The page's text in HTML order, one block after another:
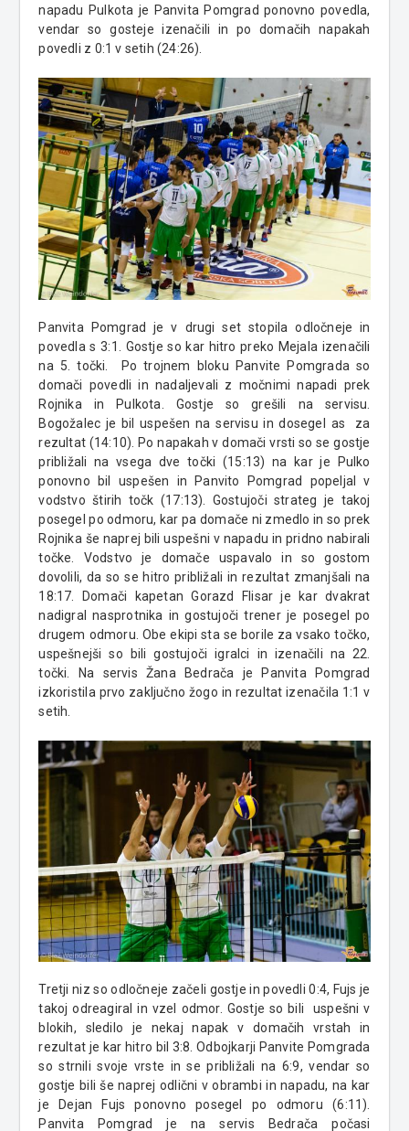
napadu Pulkota je Panvita Pomgrad ponovno povedla,
vendar so gosteje izenačili in po domačih napakah
povedli z 0:1 v setih (24:26).
Panvita Pomgrad je v drugi set stopila odločneje in
povedla s 3:1. Gostje so kar hitro preko Mejala izenačili
na 5. točki. Po trojnem bloku Panvite Pomgrada so
domači povedli in nadaljevali z močnimi napadi prek
Rojnika in Pulkota. Gostje so grešili na servisu.
Bogožalec je bil uspešen na servisu in dosegel as za
rezultat (14:10). Po napakah v domači vrsti so se gostje
približali na vsega dve točki (15:13) na kar je Pulko
ponovno bil uspešen in Panvito Pomgrad popeljal v
vodstvo štirih točk (17:13). Gostujoči strateg je takoj
posegel po odmoru, kar pa domače ni zmedlo in so prek
Rojnika še naprej bili uspešni v napadu in pridno nabirali
točke. Vodstvo je domače uspavalo in so gostom
dovolili, da so se hitro približali in rezultat zmanjšali na
18:17. Domači kapetan Gorazd Flisar je kar dvakrat
nadigral nasprotnika in gostujoči trener je posegel po
drugem odmoru. Obe ekipi sta se borile za vsako točko,
uspešnejši so bili gostujoči igralci in izenačili na 22.
točki. Na servis Žana Bedrača je Panvita Pomgrad
izkoristila prvo zaključno žogo in rezultat izenačila 1:1 v
setih.
Tretji niz so odločneje začeli gostje in povedli 0:4, Fujs je
takoj odreagiral in vzel odmor. Gostje so bili uspešni v
blokih, sledilo je nekaj napak v domačih vrstah in
rezultat je kar hitro bil 3:8. Odbojkarji Panvite Pomgrada
so strnili svoje vrste in se približali na 6:9, vendar so
gostje bili še naprej odlični v obrambi in napadu, na kar
je Dejan Fujs ponovno posegel po odmoru (6:11).
Panvita Pomgrad je na servis Bedrača počasi